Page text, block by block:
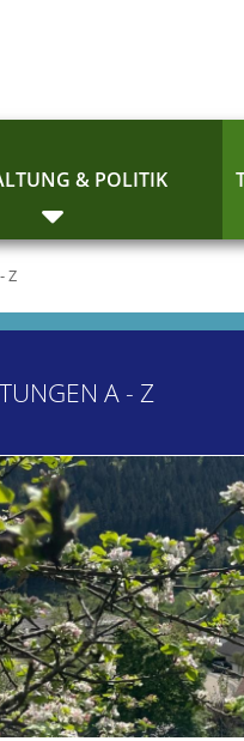
& POLITIK
Z
A - Z